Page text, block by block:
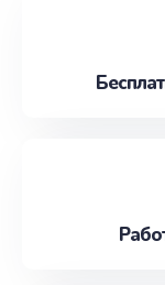
наилучшим